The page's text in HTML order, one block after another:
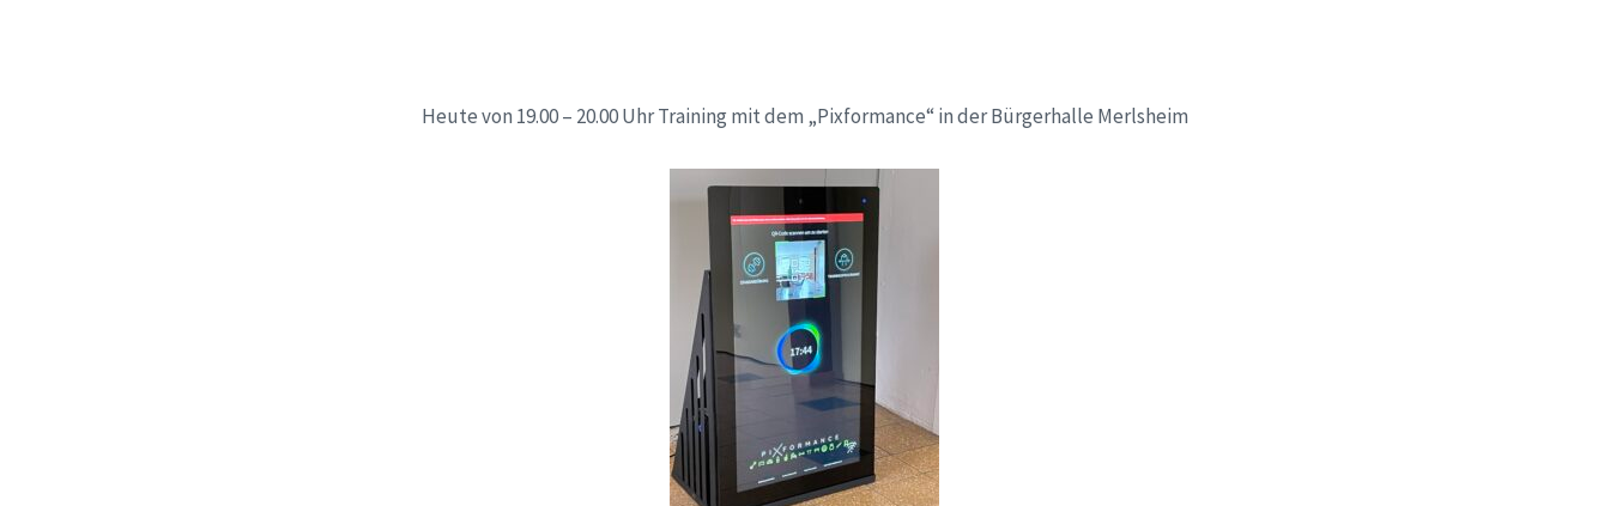
Heute von 19.00 – 20.00 Uhr Training mit dem „Pixformance“ in der Bürgerhalle Merlsheim